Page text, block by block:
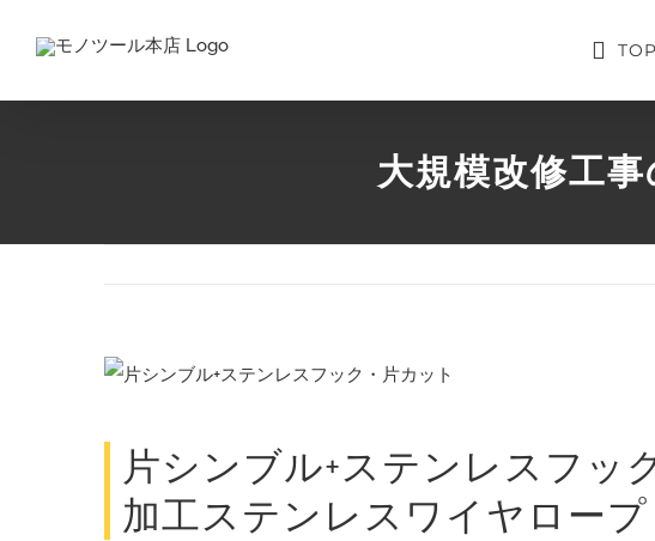
TOP
大規模改修工
View
Image片シンブル+ステンレスフッ
加工ステンレスワイヤロープ